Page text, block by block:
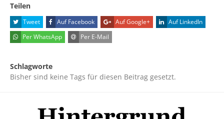
Teilen
Tweet Auf Facebook Auf Google+
Auf LinkedIn
Per WhatsApp
Per E-Mail
Schlagworte
Bisher sind keine Tags für diesen Beitrag gesetzt.